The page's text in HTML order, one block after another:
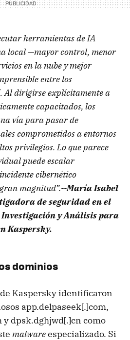
herramientas de IA
local —mayor control, menor
en la nube y mejor
entre los
Al dirigirse explícitamente a
capacitados, los
vía para pasar de
comprometidos a entornos
privilegios. Lo que parece
puede escalar
cibernético
magnitud”.--María Isabel
de seguridad en el
y Análisis para
Kaspersky.
dominios
Kaspersky identificaron
app.delpaseek[.]com,
y dpsk.dghjwd[.]cn como
malwareespecializado. Si